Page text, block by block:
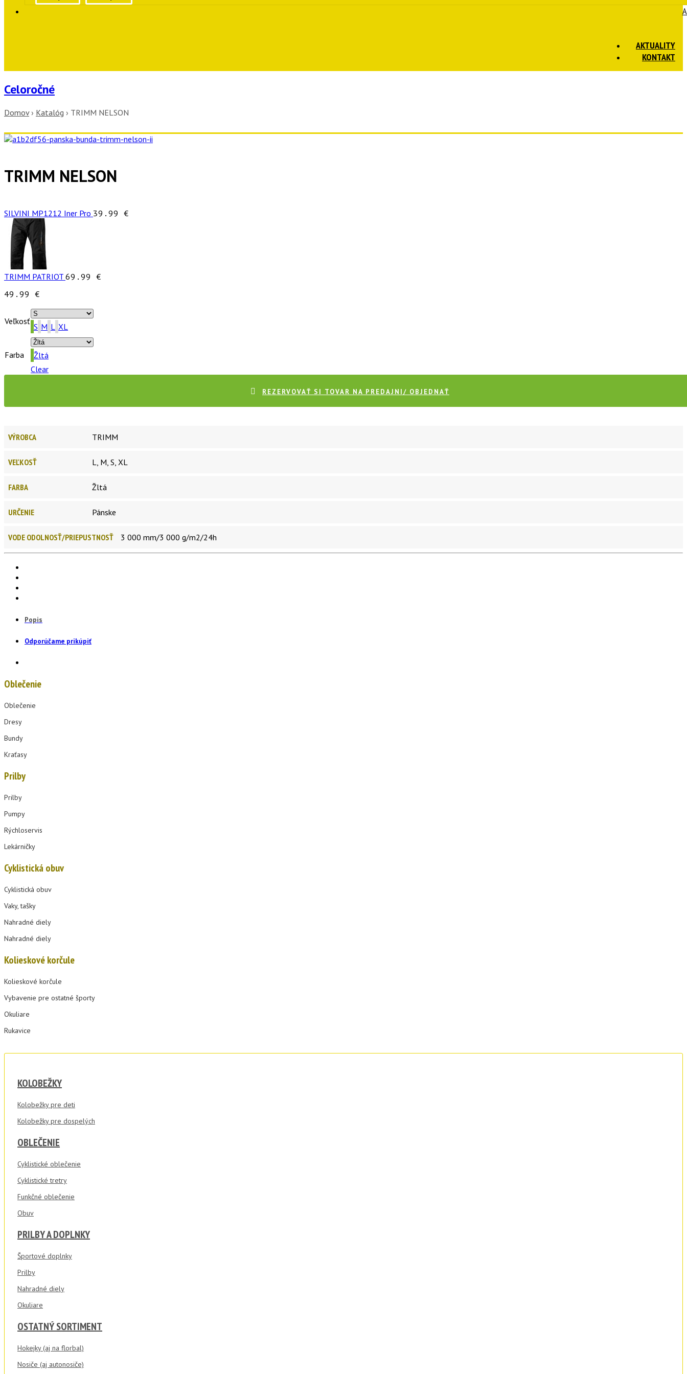
AKTUALITY
KONTAKT
Celoročné
Domov› Katalóg › TRIMM NELSON
TRIMM NELSON
SILVINI MP1212 Iner Pro 39.99 €
TRIMM PATRIOT 69.99 €
49.99 €
Veľkosť
S M L XL
Farba
Žltá
Clear
REZERVOVAŤ SI TOVAR NA PREDAJNI/ OBJEDNAŤ
VÝROBCA TRIMM
VEĽKOSŤ L, M, S, XL
FARBA Žltá
URČENIE Pánske
VODE ODOLNOSŤ/PRIEPUSTNOSŤ 3 000 mm/3 000 g/m2/24h
Popis
Odporúčame prikúpiť
Oblečenie
Oblečenie
Dresy
Bundy
Kraťasy
Prilby
Prilby
Pumpy
Rýchloservis
Lekárničky
Cyklistická obuv
Cyklistická obuv
Vaky, tašky
Nahradné diely
Nahradné diely
Kolieskové korčule
Kolieskové korčule
Vybavenie pre ostatné športy
Okuliare
Rukavice
KOLOBEŽKY
Kolobežky pre deti
Kolobežky pre dospelých
OBLEČENIE
Cyklistické oblečenie
Cyklistické tretry
Funkčné oblečenie
Obuv
PRILBY A DOPLNKY
Športové doplnky
Prilby
Nahradné diely
Okuliare
OSTATNÝ SORTIMENT
Hokejky (aj na florbal)
Nosiče (aj autonosiče)